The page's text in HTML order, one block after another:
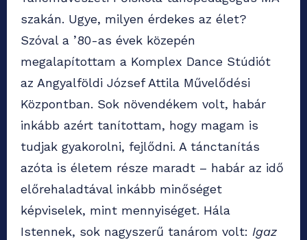
szakán. Ugye, milyen érdekes az élet?
Szóval a ’80-as évek közepén
megalapítottam a Komplex Dance Stúdiót
az Angyalföldi József Attila Művelődési
Központban. Sok növendékem volt, habár
inkább azért tanítottam, hogy magam is
tudjak gyakorolni, fejlődni. A tánctanítás
azóta is életem része maradt – habár az idő
előrehaladtával inkább minőséget
képviselek, mint mennyiséget. Hála
Istennek, sok nagyszerű tanárom volt: Igaz